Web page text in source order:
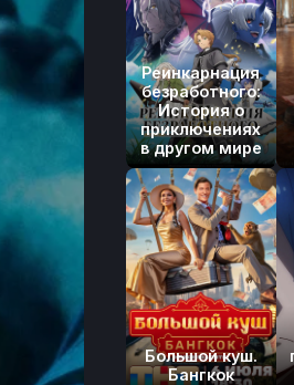
Реинкарнация
безработного:
История о
приключениях
в другом мире
Большой куш.
Бангкок